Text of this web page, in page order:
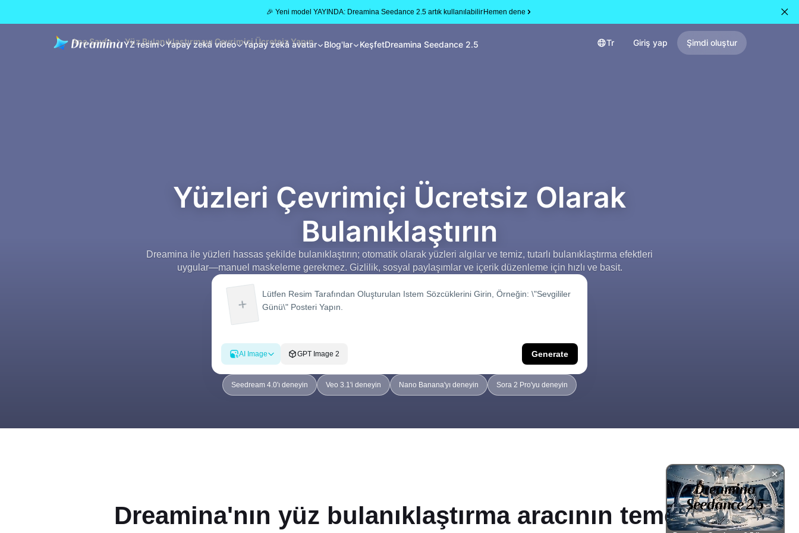
🎉 Yeni model YAYINDA: Dreamina Seedance 2.5 artık kullanılabilirHemen dene
YZ resim Yapay zekâ video Yapay zekâ avatar Blog'lar KeşfetDreamina Seedance 2.5 Tr Giriş yap Şimdi oluştur
Ana Sayfa Yüz Bulanıklaştırmayı Çevrimiçi Ücretsiz Yapın
Yüzleri Çevrimiçi Ücretsiz Olarak
Bulanıklaştırın
Dreamina ile yüzleri hassas şekilde bulanıklaştırın; otomatik olarak yüzleri algılar ve temiz, tutarlı bulanıklaştırma efektleri
uygular—manuel maskeleme gerekmez. Gizlilik, sosyal paylaşımlar ve içerik düzenleme için hızlı ve basit.
AI Image GPT Image 2 Generate
Seedream 4.0'ı deneyin Veo 3.1'i deneyin Nano Banana'yı deneyin Sora 2 Pro'yu deneyin
Dreamina'nın yüz bulanıklaştırma aracının temel